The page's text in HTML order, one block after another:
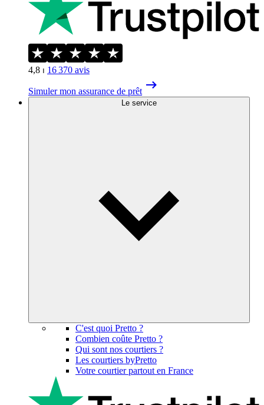
4,8 ⏐ 16 370 avis
Simuler mon assurance de prêt
Le service
C'est quoi Pretto ?
Combien coûte Pretto ?
Qui sont nos courtiers ?
Les courtiers byPretto
Votre courtier partout en France